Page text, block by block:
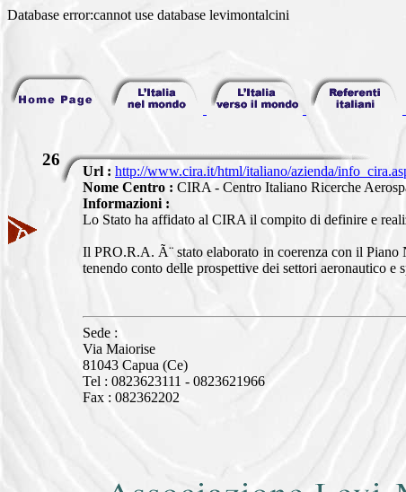
Database error:cannot use database levimontalcini
26
Url : http://www.cira.it/html/italiano/azienda/
Nome Centro : CIRA - Centro Italiano Ricerche
Informazioni :
Lo Stato ha affidato al CIRA il compito di definire e
Il PRO.R.A. Ã¨ stato elaborato in coerenza con il
tenendo conto delle prospettive dei settori aeronautico e
Sede :
Via Maiorise
81043 Capua (Ce)
Tel : 0823623111 - 0823621966
Fax : 082362202